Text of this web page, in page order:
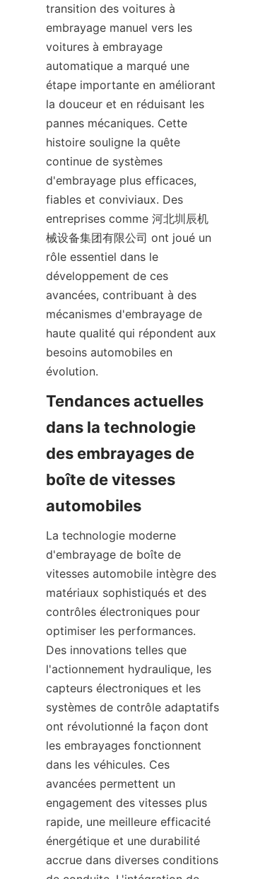
transition des voitures à
embrayage manuel vers les
voitures à embrayage
automatique a marqué une
étape importante en améliorant
la douceur et en réduisant les
pannes mécaniques. Cette
histoire souligne la quête
continue de systèmes
d'embrayage plus efficaces,
fiables et conviviaux. Des
entreprises comme 河北圳辰机
械设备集团有限公司 ont joué un
rôle essentiel dans le
développement de ces
avancées, contribuant à des
mécanismes d'embrayage de
haute qualité qui répondent aux
besoins automobiles en
évolution.
Tendances actuelles
dans la technologie
des embrayages de
boîte de vitesses
automobiles
La technologie moderne
d'embrayage de boîte de
vitesses automobile intègre des
matériaux sophistiqués et des
contrôles électroniques pour
optimiser les performances.
Des innovations telles que
l'actionnement hydraulique, les
capteurs électroniques et les
systèmes de contrôle adaptatifs
ont révolutionné la façon dont
les embrayages fonctionnent
dans les véhicules. Ces
avancées permettent un
engagement des vitesses plus
rapide, une meilleure efficacité
énergétique et une durabilité
accrue dans diverses conditions